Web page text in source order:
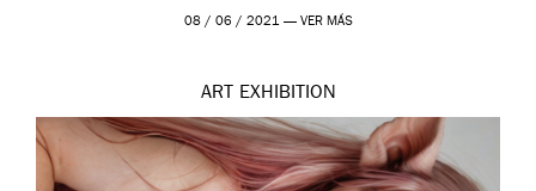
Madrid y la Wellcome […]
08 / 06 / 2021 — VER MÁS
ART EXHIBITION